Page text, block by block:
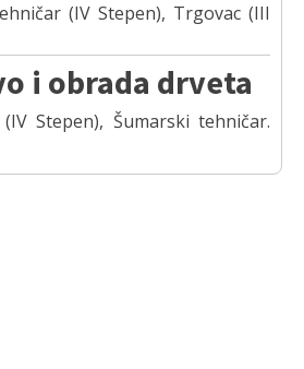
(IV Stepen), Trgovac (III
i obrada drveta
Stepen), Šumarski tehničar.